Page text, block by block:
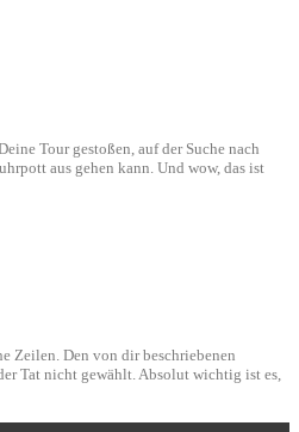
Tour gestoßen, auf der Suche nach
aus gehen kann. Und wow, das ist
Zeilen. Den von dir beschriebenen
Tat nicht gewählt. Absolut wichtig ist es,